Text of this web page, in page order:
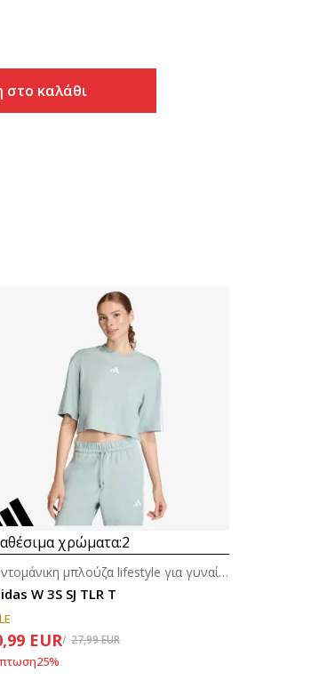
στο καλάθι
χρώματα:2
W 3S SJ TLR T
Κοντομάνικη μπλούζα lifestyle για γυναίκες
EUR 27,99EUR
25%